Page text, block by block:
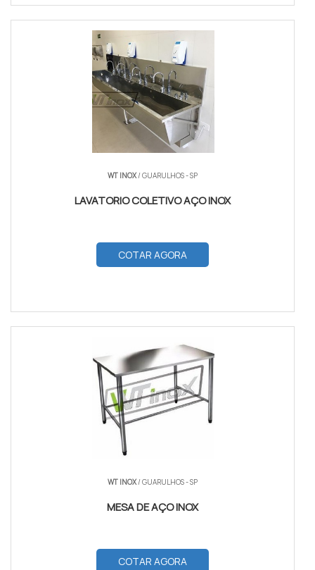
WT INOX / GUARULHOS - SP
LAVATORIO COLETIVO AÇO INOX
COTAR AGORA
WT INOX / GUARULHOS - SP
MESA DE AÇO INOX
COTAR AGORA